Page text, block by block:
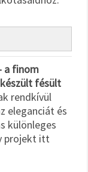
a finom
fésült
rendkívül
eleganciát és
különleges
projekt itt